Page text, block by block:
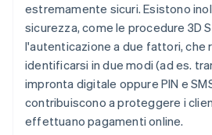
estremamente sicuri. Esistono
sicurezza, come le procedure 3D
l'autenticazione a due fattori, che
identificarsi in due modi (ad es.
impronta digitale oppure PIN e
contribuiscono a proteggere i
effettuano pagamenti online.